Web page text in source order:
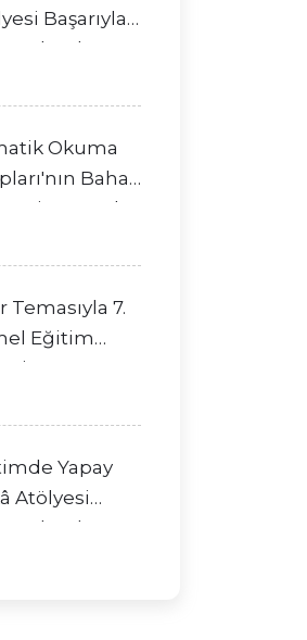
Başarıyla
Okuma
Bahar
Başarıyla
Temasıyla 7.
Eğitim
Yapay
Atölyesi